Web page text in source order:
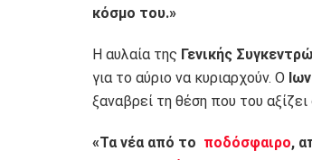
κόσμο του.»
Η αυλαία της Γενικής
για το αύριο να κυριαρχούν. Ο
ξαναβρεί τη θέση που του
«Τα νέα από το ποδόσφαιρο,